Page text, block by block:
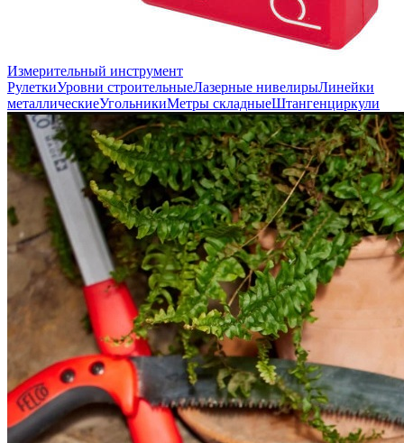
Измерительный инструмент
РулеткиУровни строительныеЛазерные нивелирыЛинейки
металлическиеУгольникиМетры складныеШтангенциркули